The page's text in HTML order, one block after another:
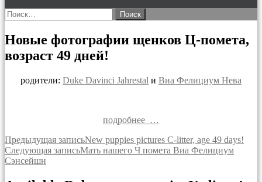
Найти:
Новые фотографии щенков Ц-помета,
возраст 49 дней!
родители: Duke Davinci Jahrestal и Виа Фелициум Нева
подробнее …
Навигация
по
Предыдущая записьNew puppies pictures C-litter, age 49 days!
Следующая записьМать нашего Ч помета Виа Фелициум
Сэнсейшн